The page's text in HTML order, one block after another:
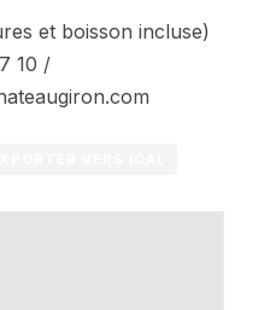
et boisson incluse)
10 /